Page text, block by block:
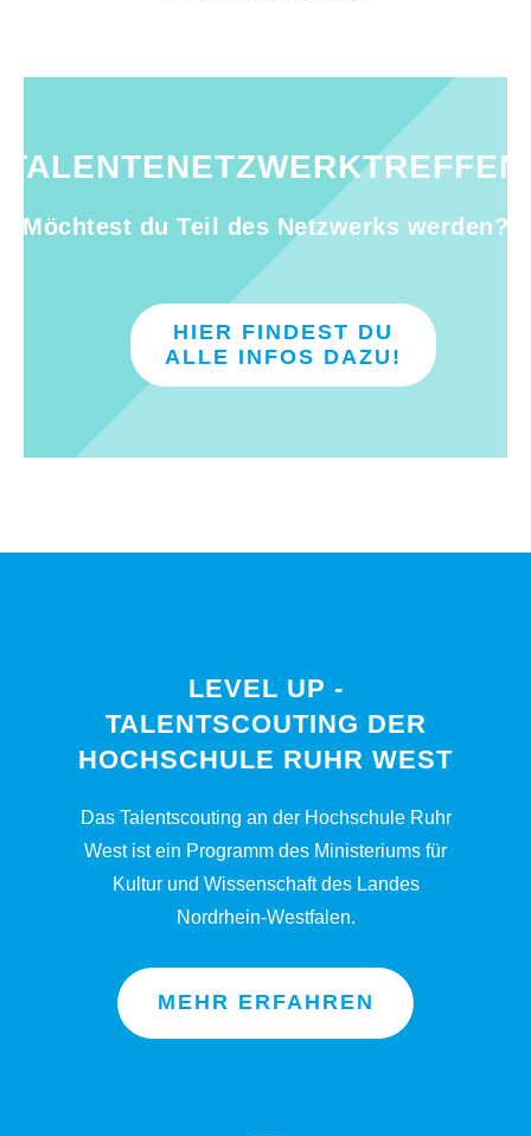
TALENTENETZWERKTREFFEN
Möchtest du Teil des Netzwerks werden?
HIER FINDEST DU
ALLE INFOS DAZU!
LEVEL UP -
TALENTSCOUTING DER
HOCHSCHULE RUHR WEST
Das Talentscouting an der Hochschule Ruhr
West ist ein Programm des Ministeriums für
Kultur und Wissenschaft des Landes
Nordrhein-Westfalen.
MEHR ERFAHREN